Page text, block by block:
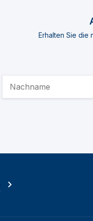
Erhalten Sie die